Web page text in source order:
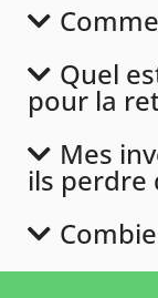
Quel
pour la
Mes
ils perdre